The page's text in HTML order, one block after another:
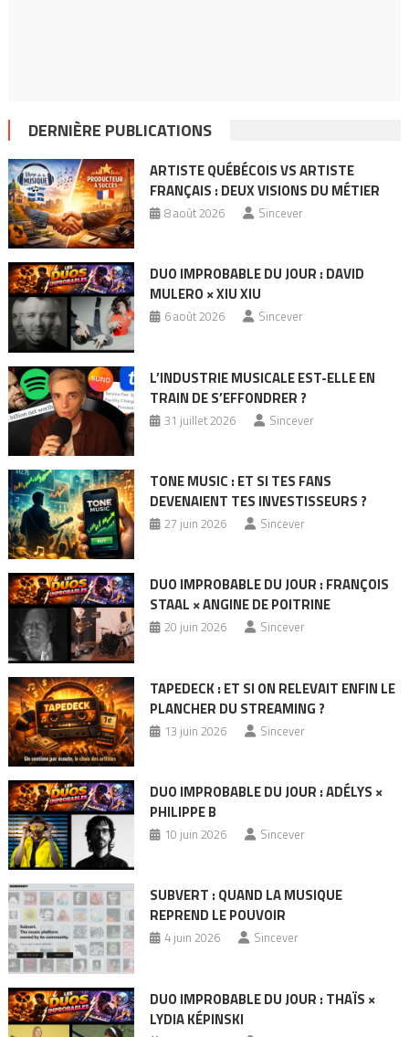
DERNIÈRE PUBLICATIONS
ARTISTE QUÉBÉCOIS VS ARTISTE
FRANÇAIS : DEUX VISIONS DU MÉTIER
8 août 2026 Sincever
DUO IMPROBABLE DU JOUR : DAVID
MULERO × XIU XIU
6 août 2026 Sincever
L’INDUSTRIE MUSICALE EST-ELLE EN
TRAIN DE S’EFFONDRER ?
31 juillet 2026 Sincever
TONE MUSIC : ET SI TES FANS
DEVENAIENT TES INVESTISSEURS ?
27 juin 2026 Sincever
DUO IMPROBABLE DU JOUR : FRANÇOIS
STAAL × ANGINE DE POITRINE
20 juin 2026 Sincever
TAPEDECK : ET SI ON RELEVAIT ENFIN LE
PLANCHER DU STREAMING ?
13 juin 2026 Sincever
DUO IMPROBABLE DU JOUR : ADÉLYS ×
PHILIPPE B
10 juin 2026 Sincever
SUBVERT : QUAND LA MUSIQUE
REPREND LE POUVOIR
4 juin 2026 Sincever
DUO IMPROBABLE DU JOUR : THAÏS ×
LYDIA KÉPINSKI